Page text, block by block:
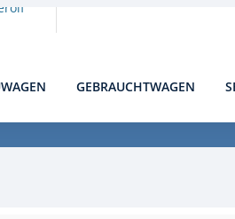
GEBRAUCHTWAGEN